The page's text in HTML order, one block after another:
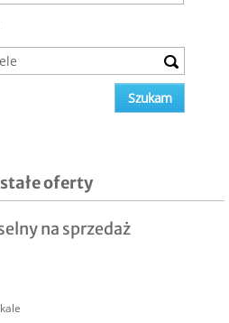
oferty
na sprzedaż